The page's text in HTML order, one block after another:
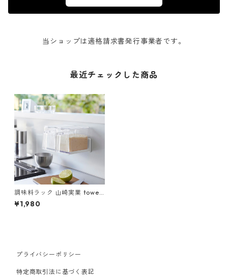
当ショップは適格請求書発行事業者です。
最近チェックした商品
調味料ラック 山崎実業 tower
タワー フィルムフック調味料
ストッカーラック ホワイト
¥1,980
プライバシーポリシー
特定商取引法に基づく表記